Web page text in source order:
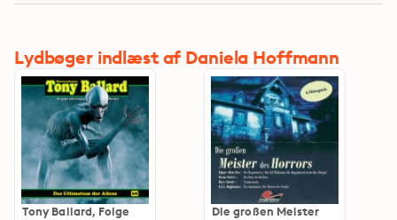
Lydbøger indlæst af Daniela Hoffmann
Tony Ballard, Folge
Die großen Meister